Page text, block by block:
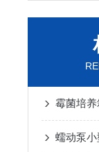
霉菌培